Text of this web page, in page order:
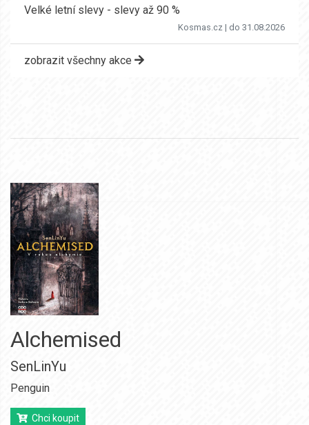
Velké letní slevy - slevy až 90 %
Kosmas.cz | do 31.08.2026
zobrazit všechny akce
Alchemised
SenLinYu
Penguin
Chci koupit